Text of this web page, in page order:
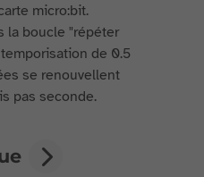
micro:bit.
la boucle "répéter
de 0.5
se renouvellent
pas seconde.